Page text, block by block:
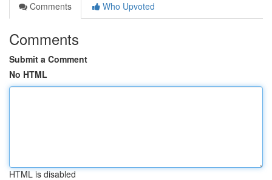
Comments
Who Upvoted
Comments
Submit a Comment
No HTML
HTML is disabled